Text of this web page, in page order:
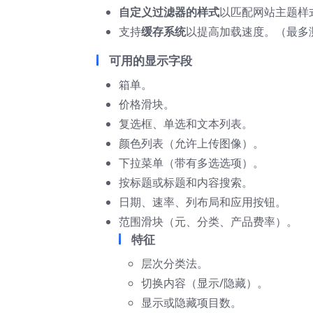
自定义过滤器的样式以匹配网站主题样
支持缓存系统以提高加载速度。（最多
可用的显示字段
箱单。
价格滑块。
复选框、单选和文本列表。
颜色列表（允许上传图像）。
下拉菜单（带有多选选项）。
按标题或标题和内容搜索。
日期、速率、列布局和应用按钮。
范围滑块（元、分类、产品费率）。
特征
层次分类法。
切换内容（显示/隐藏）。
显示或隐藏项目数。